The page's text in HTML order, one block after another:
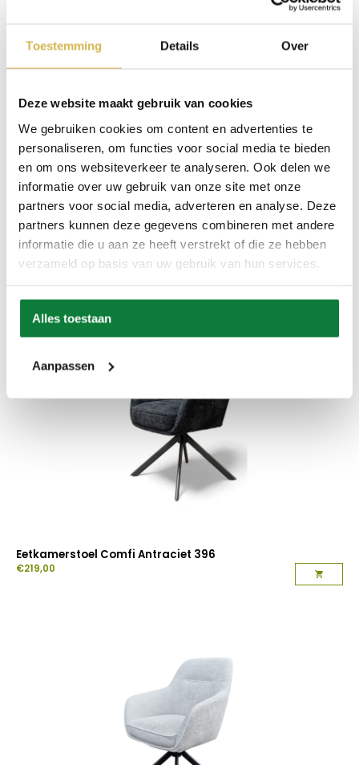
Toestemming Details Over
Deze website maakt gebruik van cookies
We gebruiken cookies om content en advertenties te
personaliseren, om functies voor social media te bieden
en om ons websiteverkeer te analyseren. Ook delen we
informatie over uw gebruik van onze site met onze
partners voor social media, adverteren en analyse. Deze
partners kunnen deze gegevens combineren met andere
informatie die u aan ze heeft verstrekt of die ze hebben
verzameld op basis van uw gebruik van hun services.
Alles toestaan
Aanpassen
Eetkamerstoel Comfi Grey 396
Eetkamerstoel Comfi Antraciet 396
€219,00